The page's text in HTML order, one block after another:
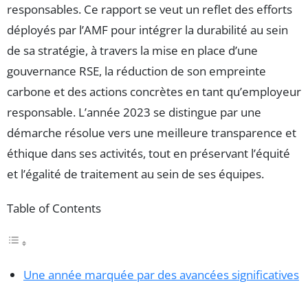
responsables. Ce rapport se veut un reflet des efforts
déployés par l’AMF pour intégrer la durabilité au sein
de sa stratégie, à travers la mise en place d’une
gouvernance RSE, la réduction de son empreinte
carbone et des actions concrètes en tant qu’employeur
responsable. L’année 2023 se distingue par une
démarche résolue vers une meilleure transparence et
éthique dans ses activités, tout en préservant l’équité
et l’égalité de traitement au sein de ses équipes.
Table of Contents
Une année marquée par des avancées significatives